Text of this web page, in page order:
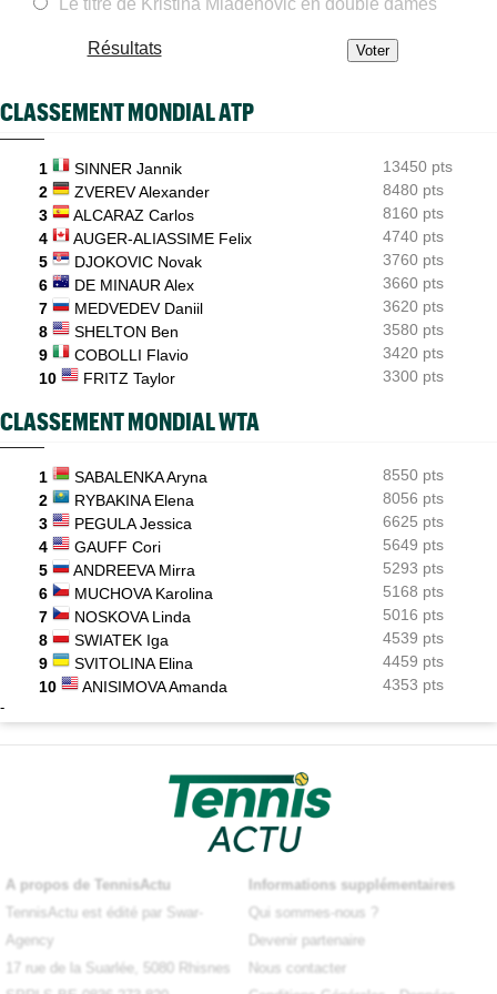
US Open (Q)
Bonzi proche du tableau, Gea, Draper et Wawrinka en qualifs
Sept Françaises engagées en qualifs, Kristina Mladenovic
05/08
US Open
Emma Raducanu doit digérer un nouveau forfait, encore un
coup dur
Le titre de Kristina Mladenovic en double dames
Résultats
CLASSEMENT MONDIAL ATP
1 SINNER Jannik
13450 pts
2
ZVEREV Alexander
8480 pts
3
ALCARAZ Carlos
8160 pts
4
AUGER-ALIASSIME Felix
4740 pts
5
DJOKOVIC Novak
3760 pts
6
DE MINAUR Alex
3660 pts
7
MEDVEDEV Daniil
3620 pts
8
SHELTON Ben
3580 pts
9
COBOLLI Flavio
3420 pts
10
FRITZ Taylor 3300 pts
CLASSEMENT MONDIAL WTA
1 SABALENKA Aryna
8550 pts
2
RYBAKINA Elena
8056 pts
3
PEGULA Jessica
6625 pts
4
GAUFF Cori
5649 pts
5
ANDREEVA Mirra
5293 pts
6
MUCHOVA Karolina
5168 pts
7
NOSKOVA Linda
5016 pts
8
SWIATEK Iga
4539 pts
9
SVITOLINA Elina
4459 pts
10
ANISIMOVA Amanda 4353 pts
-
A propos de TennisActu
TennisActu est édité par Swar-
Agency
17 rue de la Suarlée, 5080 Rhisnes
Informations supplémentaires
Qui sommes-nous ?
Devenir partenaire
Nous contacter